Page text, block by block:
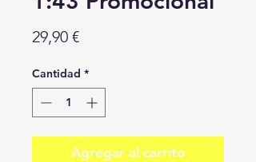
29,90 €Precio
Cantidad *
Agregar al carrito